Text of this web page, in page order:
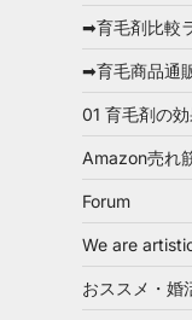
➡育毛剤比較
➡育毛商品通
01 育毛剤の
Amazon売れ
Forum
We are
おススメ・婚